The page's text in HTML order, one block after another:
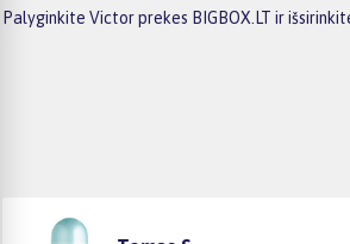
Palyginkite Victor prekes BIGBOX.LT ir